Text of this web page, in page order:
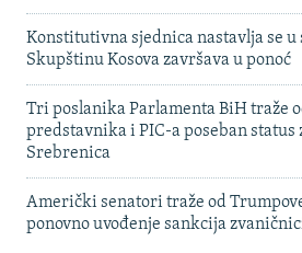
Konstitutivna sjednica nastavlja se
Skupštinu Kosova završava u ponoć
Tri poslanika Parlamenta BiH traže
predstavnika i PIC-a poseban
Srebrenica
Američki senatori traže od
ponovno uvođenje sankcija